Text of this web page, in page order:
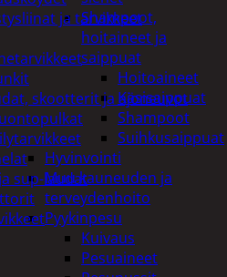
Shampoot,
hoitaineet ja
saippuat
Hoitoaineet
Käsisaippuat
Shampoot
Suihkusaippuat
Hyvinvointi
Muu kauneuden ja
terveydenhoito
Pyykinpesu
Kuivaus
Pesuaineet
ja tarvikkeet
skootterit ja ajoneuvot
sup-laudat